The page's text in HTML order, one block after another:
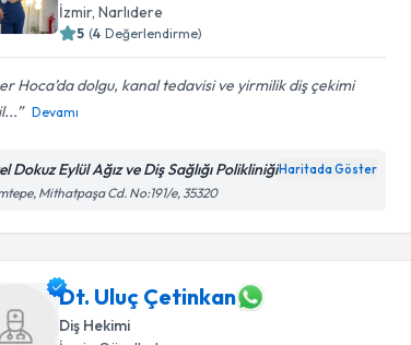
İzmir, Narlıdere
5 (4 Değerlendirme)
Hoca’da dolgu, kanal tedavisi ve yirmilik diş çekimi
Devamı
Dokuz Eylül Ağız ve Diş Sağlığı PolikliniğiHaritada Göster
Mithatpaşa Cd. No:191/e, 35320
Dt. Uluç Çetinkan
Diş Hekimi